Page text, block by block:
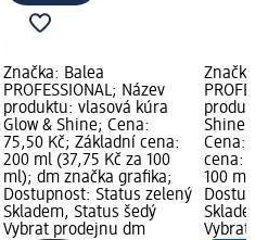
Značka: Balea
PROFESSIONAL; Název
produktu: vlasová kúra
Glow & Shine; Cena:
75,50 Kč; Základní cena:
200 ml (37,75 Kč za 100
ml); dm značka grafika;
Dostupnost: Status zelený
Skladem, Status šedý
Vybrat prodejnu dm
Značka:
Shine
Cena:
cena:
100 ml);
Vybrat